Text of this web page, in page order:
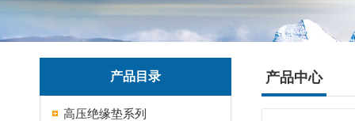
产品目录
高压绝缘垫系列
产品中心